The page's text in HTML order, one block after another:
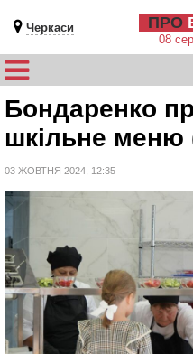
Черкаси ПРО
08
Бондаренко
шкільне
03 ЖОВТНЯ 2024, 12:35